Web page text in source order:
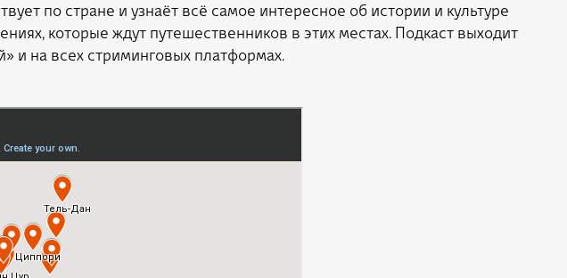
по стране и узнаёт всё самое интересное об истории и культуре
которые ждут путешественников в этих местах. Подкаст выходит
и на всех стриминговых платформах.